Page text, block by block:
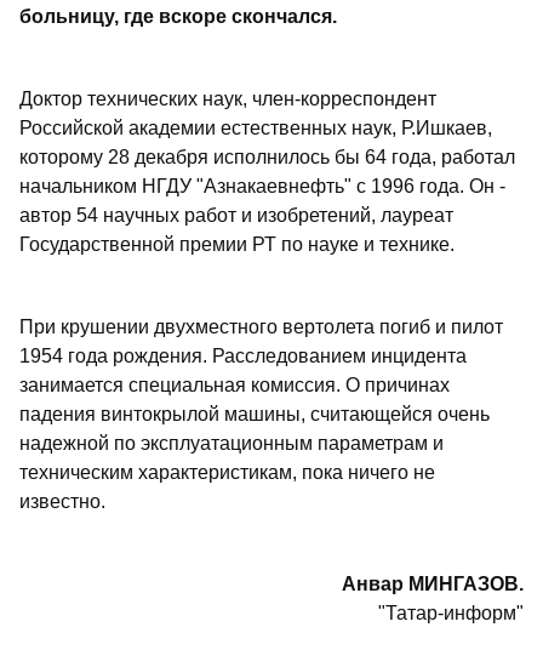
больницу, где вскоре скончался.
Доктор технических наук, член-корреспондент
Российской академии естественных наук, Р.Ишкаев,
которому 28 декабря исполнилось бы 64 года, работал
начальником НГДУ "Азнакаевнефть" с 1996 года. Он -
автор 54 научных работ и изобретений, лауреат
Государственной премии РТ по науке и технике.
При крушении двухместного вертолета погиб и пилот
1954 года рождения. Расследованием инцидента
занимается специальная комиссия. О причинах
падения винтокрылой машины, считающейся очень
надежной по эксплуатационным параметрам и
техническим характеристикам, пока ничего не
известно.
Анвар МИНГАЗОВ.
"Татар-информ"